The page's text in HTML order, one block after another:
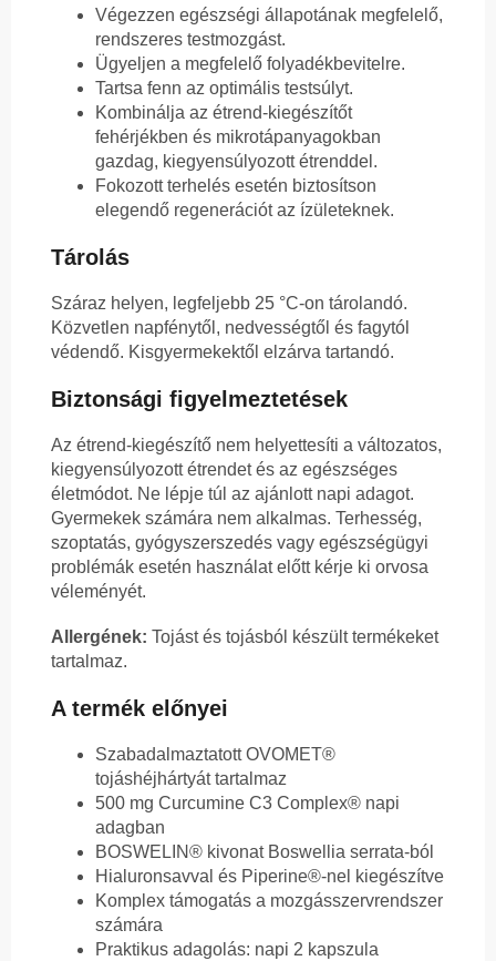
Végezzen egészségi állapotának megfelelő,
rendszeres testmozgást.
Ügyeljen a megfelelő folyadékbevitelre.
Tartsa fenn az optimális testsúlyt.
Kombinálja az étrend-kiegészítőt
fehérjékben és mikrotápanyagokban
gazdag, kiegyensúlyozott étrenddel.
Fokozott terhelés esetén biztosítson
elegendő regenerációt az ízületeknek.
Tárolás
Száraz helyen, legfeljebb 25 °C-on tárolandó.
Közvetlen napfénytől, nedvességtől és fagytól
védendő. Kisgyermekektől elzárva tartandó.
Biztonsági figyelmeztetések
Az étrend-kiegészítő nem helyettesíti a változatos,
kiegyensúlyozott étrendet és az egészséges
életmódot. Ne lépje túl az ajánlott napi adagot.
Gyermekek számára nem alkalmas. Terhesség,
szoptatás, gyógyszerszedés vagy egészségügyi
problémák esetén használat előtt kérje ki orvosa
véleményét.
Allergének: Tojást és tojásból készült termékeket
tartalmaz.
A termék előnyei
Szabadalmaztatott OVOMET®
tojáshéjhártyát tartalmaz
500 mg Curcumine C3 Complex® napi
adagban
BOSWELIN® kivonat Boswellia serrata-ból
Hialuronsavval és Piperine®-nel kiegészítve
Komplex támogatás a mozgásszervrendszer
számára
Praktikus adagolás: napi 2 kapszula